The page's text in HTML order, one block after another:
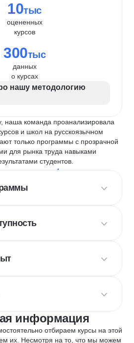
10тыс
оцененных
курсов
300тыс
данных
о курсах
нашу методологию
наша команда проанализировала
и школ на русскоязычном
только программы с прозрачной
для рынка труда навыками
студентов.
оцениваем по
4 критериям
информация
отбираем курсы на этой
их. Несмотря на то, что мы можем